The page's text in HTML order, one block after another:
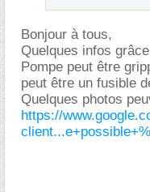
Bonjour à tous,
Quelques infos
Pompe peut être
peut être un fusible
Quelques photos
https://